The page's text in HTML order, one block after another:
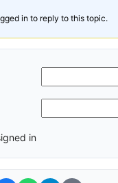
in to reply to this topic.
in